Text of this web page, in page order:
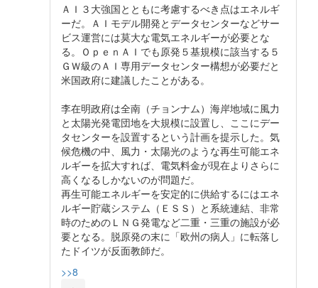
ＡＩ３大強国とともに考慮するべき点はエネルギ
ーだ。ＡＩモデル開発とデータセンターなどサー
ビス運営には莫大な電気エネルギーが必要とな
る。ＯｐｅｎＡＩでも原発５基規模に該当する５
ＧＷ級のＡＩ専用データセンター構想が必要だと
米国政府に建議したことがある。
李在明政府は全南（チョンナム）海岸地域に風力
と太陽光発電団地を大規模に設置し、ここにデー
タセンターを設置するという計画を提示した。気
候危機の中、風力・太陽光のような再生可能エネ
ルギーを拡大すれば、電気料金が現在よりさらに
高くなるしかないのが問題だ。
再生可能エネルギーを安定的に供給するにはエネ
ルギー貯蔵システム（ＥＳＳ）と系統連結、非常
時のためのＬＮＧ発電など二重・三重の施設が必
要となる。脱原発の末に「欧州の病人」に転落し
たドイツが反面教師だ。
>>8